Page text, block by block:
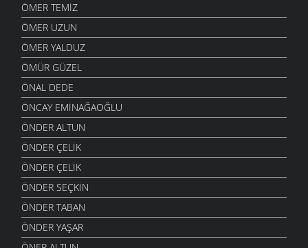
ÖMER TEMIZ
ÖMER UZUN
ÖMER YALDUZ
ÖMÜR GÜZEL
ÖNAL DEDE
ÖNCAY EMINAĞAOĞLU
ÖNDER ALTUN
ÖNDER ÇELIK
ÖNDER ÇELIK
ÖNDER SEÇKIN
ÖNDER TABAN
ÖNDER YAŞAR